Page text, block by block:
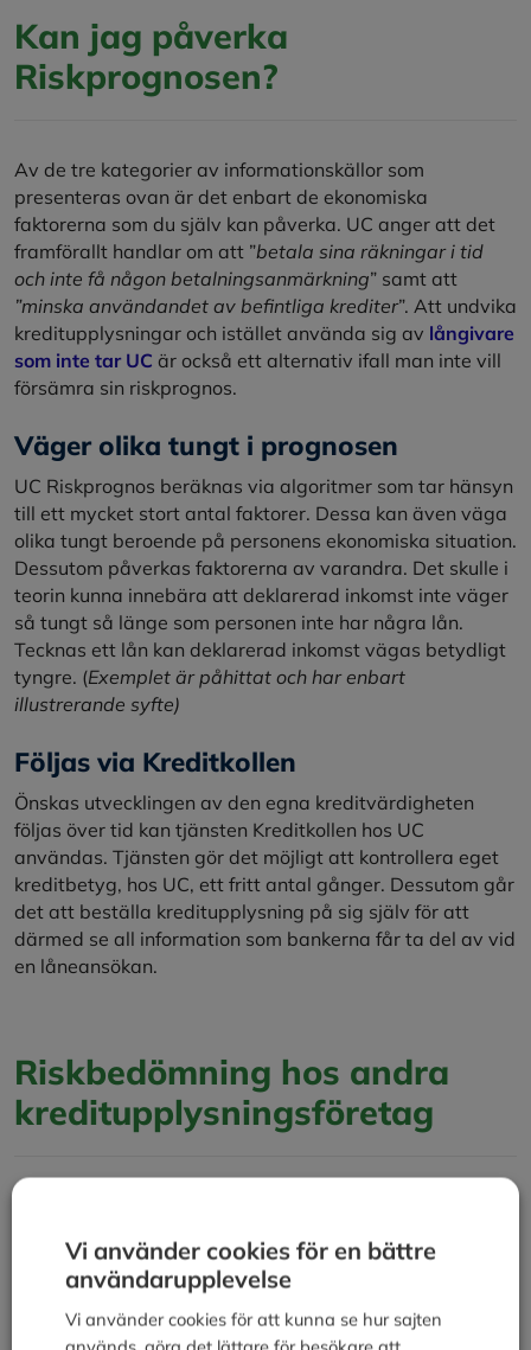
Kan jag påverka
Riskprognosen?
Av de tre kategorier av informationskällor som
presenteras ovan är det enbart de ekonomiska
faktorerna som du själv kan påverka. UC anger att det
framförallt handlar om att ”betala sina räkningar i tid
och inte få någon betalningsanmärkning” samt att
”minska användandet av befintliga krediter”. Att undvika
kreditupplysningar och istället använda sig av långivare
som inte tar UC är också ett alternativ ifall man inte vill
försämra sin riskprognos.
Väger olika tungt i prognosen
UC Riskprognos beräknas via algoritmer som tar hänsyn
till ett mycket stort antal faktorer. Dessa kan även väga
olika tungt beroende på personens ekonomiska situation.
Dessutom påverkas faktorerna av varandra. Det skulle i
teorin kunna innebära att deklarerad inkomst inte väger
så tungt så länge som personen inte har några lån.
Tecknas ett lån kan deklarerad inkomst vägas betydligt
tyngre. (Exemplet är påhittat och har enbart
illustrerande syfte)
Följas via Kreditkollen
Önskas utvecklingen av den egna kreditvärdigheten
följas över tid kan tjänsten Kreditkollen hos UC
användas. Tjänsten gör det möjligt att kontrollera eget
kreditbetyg, hos UC, ett fritt antal gånger. Dessutom går
det att beställa kreditupplysning på sig själv för att
därmed se all information som bankerna får ta del av vid
en låneansökan.
Riskbedömning hos andra
kreditupplysningsföretag
flesta banker och långivare i Sverige utgår från denna
data. Men sen finns det andra kreditupplysningsföretag
som tagit fram egna system vid en kreditbedömning.
Här nedanför kan du se två andra företag och deras
Vi använder cookies för en bättre
användarupplevelse
Vi använder cookies för att kunna se hur sajten